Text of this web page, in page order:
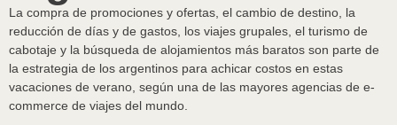
La compra de promociones y ofertas, el cambio de destino, la
reducción de días y de gastos, los viajes grupales, el turismo de
cabotaje y la búsqueda de alojamientos más baratos son parte de
la estrategia de los argentinos para achicar costos en estas
vacaciones de verano, según una de las mayores agencias de e-
commerce de viajes del mundo.